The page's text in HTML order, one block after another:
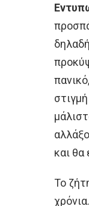
και
Το